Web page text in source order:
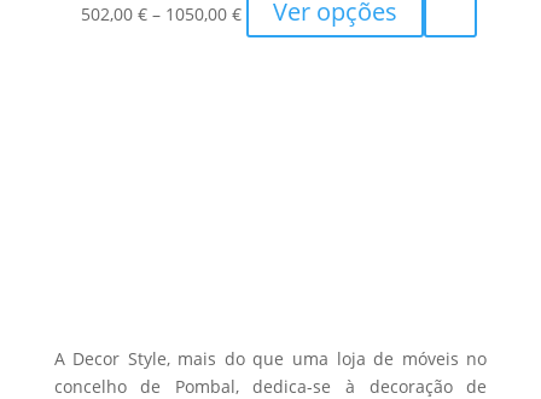
may
502,00 € – 1050,00 €Price
range:
Ver opções
product
the
product
A Decor Style, mais do que uma loja de móveis no
concelho de Pombal, dedica-se à decoração de